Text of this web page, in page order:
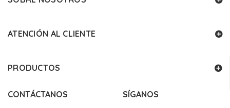
ATENCIÓN AL CLIENTE
PRODUCTOS
CONTÁCTANOS SÍGANOS